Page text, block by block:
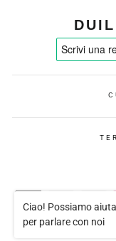
Ciao! Possiamo
per parlare con noi